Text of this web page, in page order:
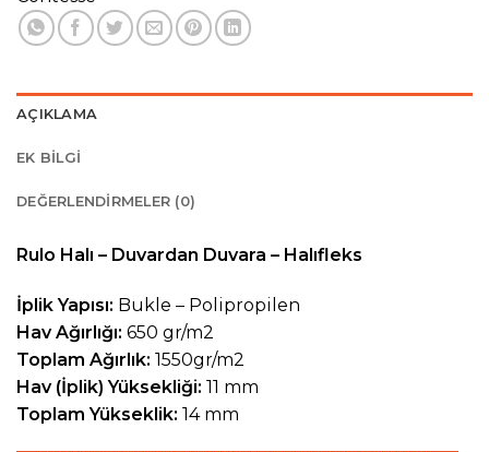
AÇIKLAMA
EK BILGI
DEĞERLENDIRMELER (0)
Rulo Halı – Duvardan Duvara – Halıfleks
İplik Yapısı: Bukle – Polipropilen
Hav Ağırlığı: 650 gr/m2
Toplam Ağırlık: 1550gr/m2
Hav (İplik) Yüksekliği: 11 mm
Toplam Yükseklik: 14 mm